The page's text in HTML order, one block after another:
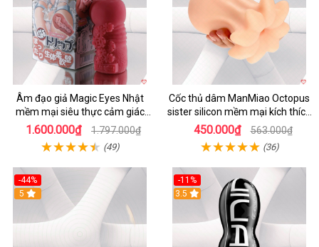
Âm đạo giả Magic Eyes Nhật
mềm mại siêu thực cảm giác
thật
1.600.000₫ 1.797.000₫
(49)
Cốc thủ dâm ManMiao Octopus
sister silicon mềm mại kích thích
tối đa
450.000₫ 563.000₫
(36)
-44%
5
-11%
3.5